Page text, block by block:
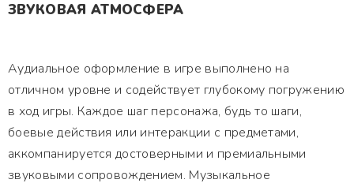
ЗВУКОВАЯ АТМОСФЕРА
Аудиальное оформление в игре выполнено на
отличном уровне и содействует глубокому погружению
в ход игры. Каждое шаг персонажа, будь то шаги,
боевые действия или интеракции с предметами,
аккомпанируется достоверными и премиальными
звуковыми сопровождением. Музыкальное